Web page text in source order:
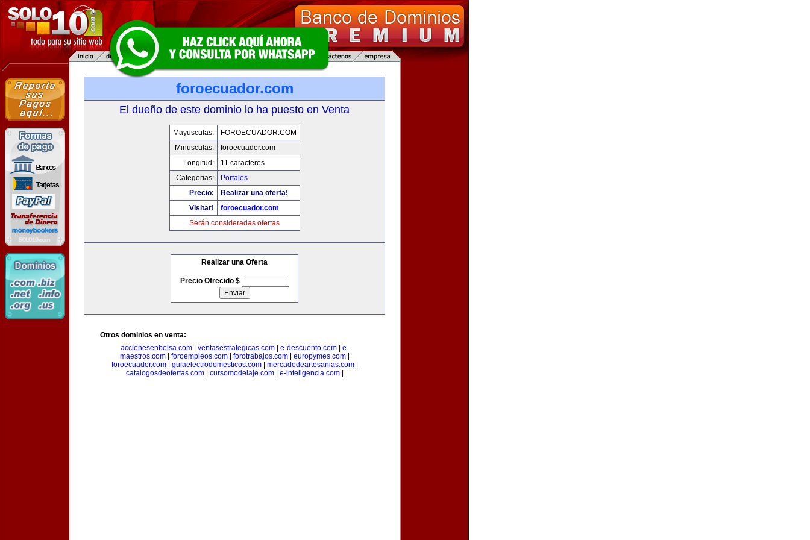
foroecuador.com
El dueño de este dominio lo ha puesto en Venta
Mayusculas:
FOROECUADOR.COM
Minusculas:
foroecuador.com
Longitud:
11 caracteres
Categorias:
Portales
Precio:
Realizar una oferta!
Visitar!
foroecuador.com
Serán consideradas ofertas
Realizar una Oferta
Precio Ofrecido $
Otros dominios en venta:
accionesenbolsa.com| ventasestrategicas.com| e-descuento.com| e-
maestros.com| foroempleos.com| forotrabajos.com| europymes.com|
foroecuador.com| guiaelectrodomesticos.com| mercadodeartesanias.com|
catalogosdeofertas.com| cursomodelaje.com| e-inteligencia.com|